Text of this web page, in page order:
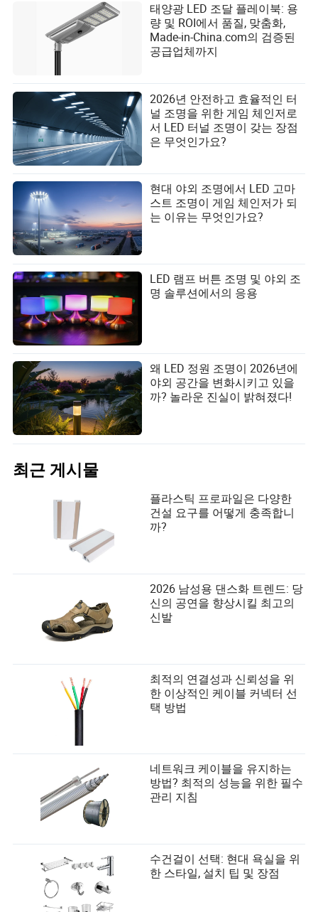
태양광 LED 조달 플레이북: 용
량 및 ROI에서 품질, 맞춤화,
Made-in-China.com의 검증된
공급업체까지
2026년 안전하고 효율적인 터
널 조명을 위한 게임 체인저로
서 LED 터널 조명이 갖는 장점
은 무엇인가요?
현대 야외 조명에서 LED 고마
스트 조명이 게임 체인저가 되
는 이유는 무엇인가요?
LED 램프 버튼 조명 및 야외 조
명 솔루션에서의 응용
왜 LED 정원 조명이 2026년에
야외 공간을 변화시키고 있을
까? 놀라운 진실이 밝혀졌다!
최근 게시물
플라스틱 프로파일은 다양한
건설 요구를 어떻게 충족합니
까?
2026 남성용 댄스화 트렌드: 당
신의 공연을 향상시킬 최고의
신발
최적의 연결성과 신뢰성을 위
한 이상적인 케이블 커넥터 선
택 방법
네트워크 케이블을 유지하는
방법? 최적의 성능을 위한 필수
관리 지침
수건걸이 선택: 현대 욕실을 위
한 스타일, 설치 팁 및 장점